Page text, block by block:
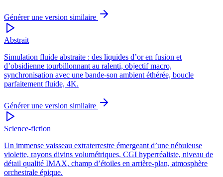
Générer une version similaire
Abstrait
Simulation fluide abstraite : des liquides d’or en fusion et
d’obsidienne tourbillonnant au ralenti, objectif macro,
synchronisation avec une bande-son ambient éthérée, boucle
parfaitement fluide, 4K.
Générer une version similaire
Science-fiction
Un immense vaisseau extraterrestre émergeant d’une nébuleuse
violette, rayons divins volumétriques, CGI hyperréaliste, niveau de
détail qualité IMAX, champ d’étoiles en arrière-plan, atmosphère
orchestrale épique.